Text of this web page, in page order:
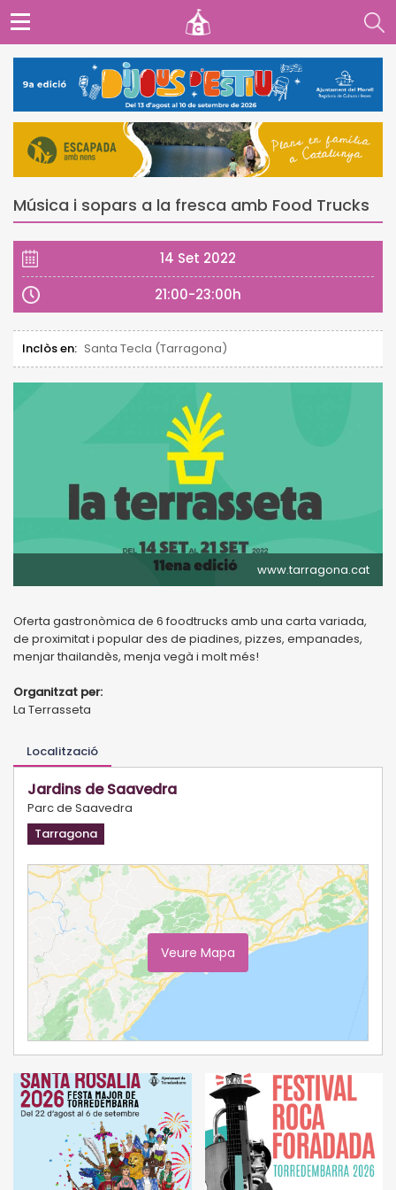
Música i sopars a la fresca amb Food Trucks
14 Set 2022
21:00-23:00h
Inclòs en: Santa Tecla (Tarragona)
www.tarragona.cat
Oferta gastronòmica de 6 foodtrucks amb una carta variada,
de proximitat i popular des de piadines, pizzes, empanades,
menjar thailandès, menja vegà i molt més!
Organitzat per:
La Terrasseta
Localització
Jardins de Saavedra
Parc de Saavedra
Tarragona
Veure Mapa